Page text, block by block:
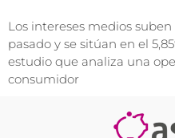
Los intereses medios
pasado y se sitúan en el
estudio que analiza una
consumidor